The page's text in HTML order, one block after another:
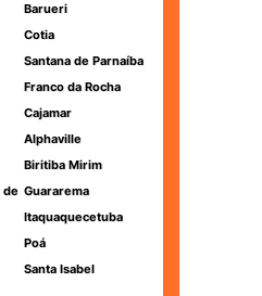
Barueri
Cotia
Santana de Parnaíba
Franco da Rocha
Cajamar
Alphaville
Biritiba Mirim
Guararema
Itaquaquecetuba
Poá
Santa Isabel